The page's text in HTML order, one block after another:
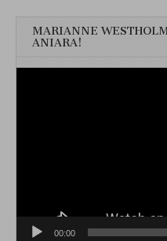
MARIANNE
ANIARA!
00:00